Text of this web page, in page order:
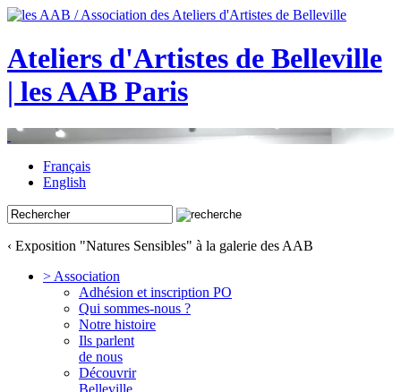
Ateliers d'Artistes de Belleville
| les AAB Paris
Français
English
‹ Exposition "Natures Sensibles" à la galerie des AAB
> Association
Adhésion et inscription PO
Qui sommes-nous ?
Notre histoire
Ils parlent
de nous
Découvrir
Belleville